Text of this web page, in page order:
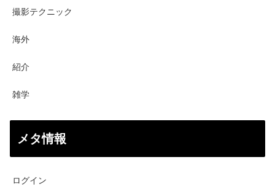
撮影テクニック
海外
紹介
雑学
メタ情報
ログイン